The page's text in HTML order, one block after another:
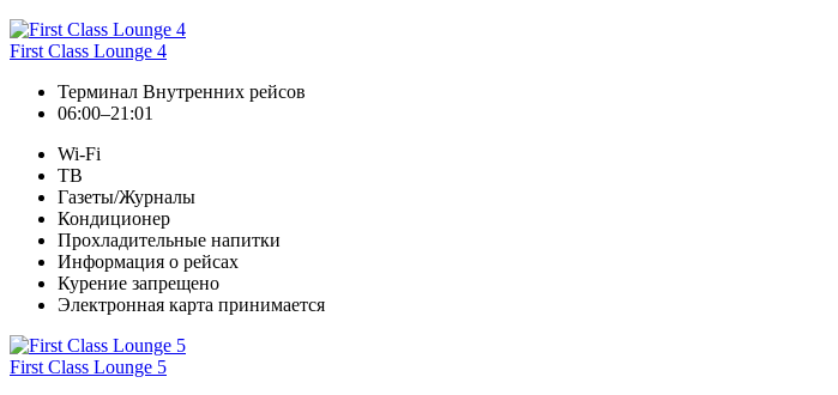
First Class Lounge 4
Терминал Внутренних рейсов
06:00–21:01
Wi-Fi
ТВ
Газеты/Журналы
Кондиционер
Прохладительные напитки
Информация о рейсах
Курение запрещено
Электронная карта принимается
First Class Lounge 5